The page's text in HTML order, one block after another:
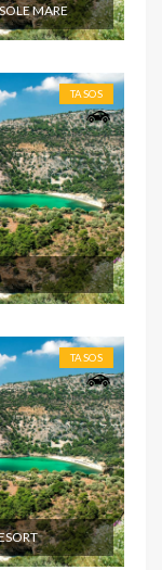
MARE
TASOS
TASOS